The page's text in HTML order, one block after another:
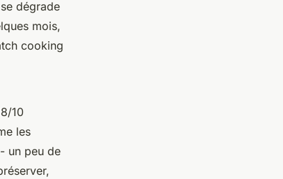
dégrade
mois,
cooking
10
les
un peu de